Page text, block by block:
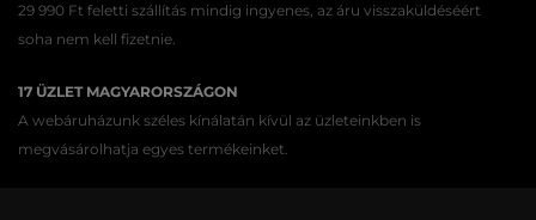
29 990 Ft feletti szállítás mindig ingyenes, az áru visszaküldéséért
soha nem kell fizetnie.
17 ÜZLET MAGYARORSZÁGON
A webáruházunk széles kínálatán kívül az üzleteinkben is
megvásárolhatja egyes termékeinket.